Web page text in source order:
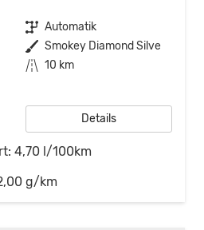
Getriebe Automatik
Außenfarbe Smokey Diamond Silve
Kilometerstand 10 km
Details
4,70 l/100km
g/km